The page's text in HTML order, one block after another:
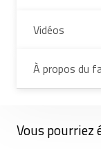
Vidéos
À propos du
Vous pourriez